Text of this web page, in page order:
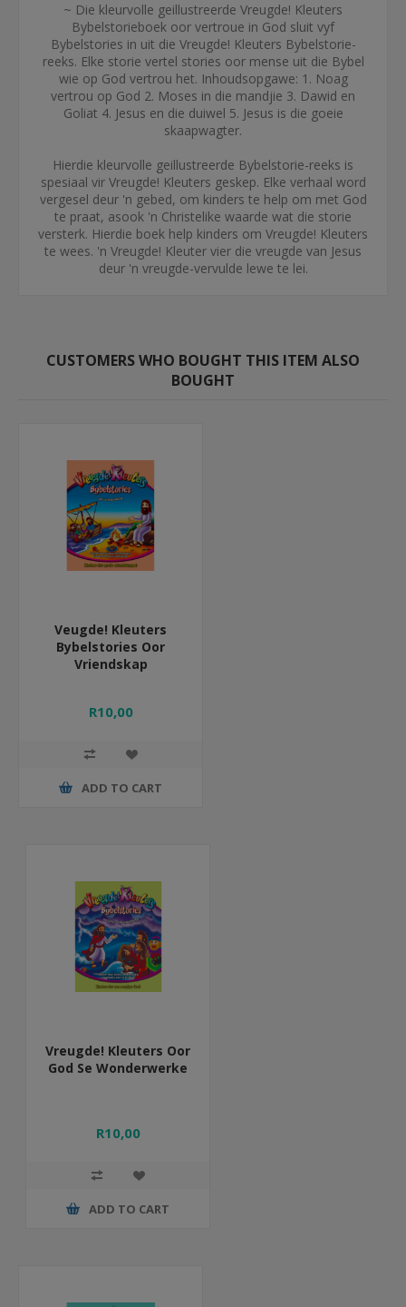
~ Die kleurvolle geillustreerde Vreugde! Kleuters
Bybelstorieboek oor vertroue in God sluit vyf
Bybelstories in uit die Vreugde! Kleuters Bybelstorie-
reeks. Elke storie vertel stories oor mense uit die Bybel
wie op God vertrou het. Inhoudsopgawe: 1. Noag
vertrou op God 2. Moses in die mandjie 3. Dawid en
Goliat 4. Jesus en die duiwel 5. Jesus is die goeie
skaapwagter.
Hierdie kleurvolle geillustreerde Bybelstorie-reeks is
spesiaal vir Vreugde! Kleuters geskep. Elke verhaal word
vergesel deur 'n gebed, om kinders te help om met God
te praat, asook 'n Christelike waarde wat die storie
versterk. Hierdie boek help kinders om Vreugde! Kleuters
te wees. 'n Vreugde! Kleuter vier die vreugde van Jesus
deur 'n vreugde-vervulde lewe te lei.
CUSTOMERS WHO BOUGHT THIS ITEM ALSO
BOUGHT
Veugde! Kleuters
Bybelstories Oor
Vriendskap
R10,00
ADD TO CART
Vreugde! Kleuters Oor
God Se Wonderwerke
R10,00
ADD TO CART